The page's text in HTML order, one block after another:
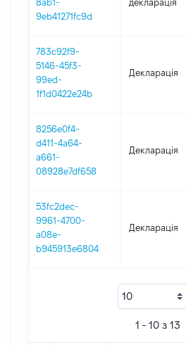
8ab1-
9eb41271fc9d
декларація
783c92f9-
5146-45f3-
99ed-
1f1d0422e24b
Декларація
8256e0f4-
d411-4a64-
a661-
08928e7df658
Декларація
53fc2dec-
9961-4700-
a08e-
b945913e6804
Декларація
1 - 10 з 13